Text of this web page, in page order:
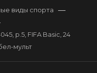
виды спорта —
р.5, FIFA Basiс, 24
мульт